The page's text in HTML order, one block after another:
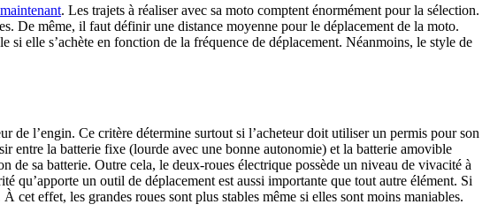
. Les trajets à réaliser avec sa moto comptent énormément pour la sélection.
De même, il faut définir une distance moyenne pour le déplacement de la moto.
elle s’achète en fonction de la fréquence de déplacement. Néanmoins, le style de
l’engin. Ce critère détermine surtout si l’acheteur doit utiliser un permis pour son
entre la batterie fixe (lourde avec une bonne autonomie) et la batterie amovible
sa batterie. Outre cela, le deux-roues électrique possède un niveau de vivacité à
qu’apporte un outil de déplacement est aussi importante que tout autre élément. Si
effet, les grandes roues sont plus stables même si elles sont moins maniables.